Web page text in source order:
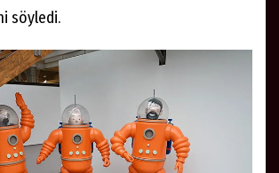
söyledi.